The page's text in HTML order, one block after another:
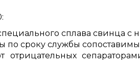
сплава свинца
по сроку службы